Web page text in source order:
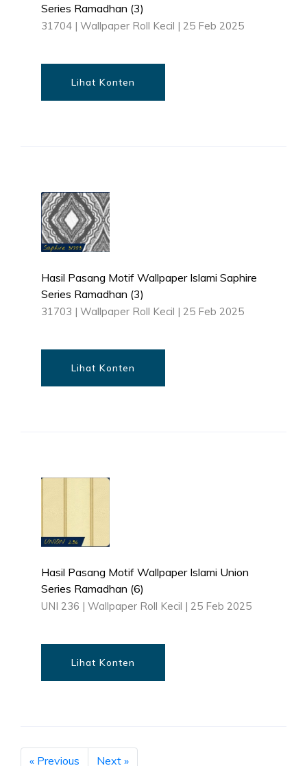
Series Ramadhan (3)
31704 | Wallpaper Roll Kecil | 25 Feb 2025
Lihat Konten
Hasil Pasang Motif Wallpaper Islami Saphire
Series Ramadhan (3)
31703 | Wallpaper Roll Kecil | 25 Feb 2025
Lihat Konten
Hasil Pasang Motif Wallpaper Islami Union
Series Ramadhan (6)
UNI 236 | Wallpaper Roll Kecil | 25 Feb 2025
Lihat Konten
« Previous Next »